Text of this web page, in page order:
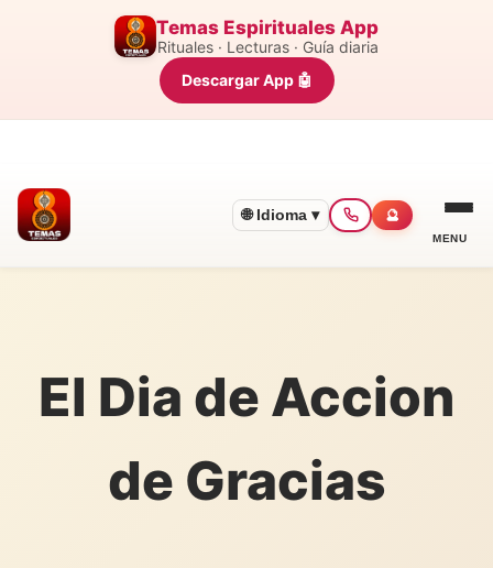
Temas Espirituales App
Rituales · Lecturas · Guía diaria
Descargar App 🤖
🌐 Idioma ▾ 🔮
MENU
El Dia de Accion
de Gracias